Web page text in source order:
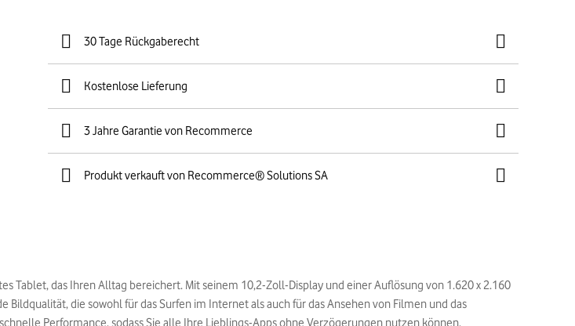
30 Tage Rückgaberecht
Kostenlose Lieferung
3 Jahre Garantie von Recommerce
Produkt verkauft von Recommerce® Solutions SA
Tablet, das Ihren Alltag bereichert. Mit seinem 10,2-Zoll-Display und einer Auflösung von 1.620 x 2.160
Bildqualität, die sowohl für das Surfen im Internet als auch für das Ansehen von Filmen und das
Performance, sodass Sie alle Ihre Lieblings-Apps ohne Verzögerungen nutzen können.